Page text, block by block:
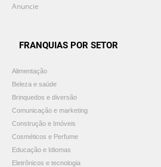
Anuncie
FRANQUIAS POR SETOR
Alimentação
Beleza e saúde
Brinquedos e diversão
Comunicação e marketing
Construção e Imóveis
Cosméticos e Perfume
Educação e Idiomas
Eletrônicos e tecnologia